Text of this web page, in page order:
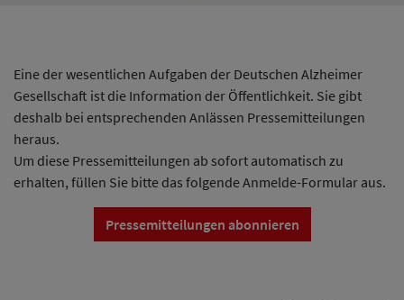
Eine der wesentlichen Aufgaben der Deutschen Alzheimer
Gesellschaft ist die Information der Öffentlichkeit. Sie gibt
deshalb bei entsprechenden Anlässen Pressemitteilungen
heraus.
Um diese Pressemitteilungen ab sofort automatisch zu
erhalten, füllen Sie bitte das folgende Anmelde-Formular aus.
Pressemitteilungen abonnieren